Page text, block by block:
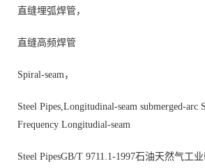
直缝埋弧焊管，
直缝高频焊管
Spiral-seam，
Steel Pipes,Longitudinal-seam submerged-arc
Frequency Longitudial-seam
Steel PipesGB/T 9711.1-1997石油天然气工